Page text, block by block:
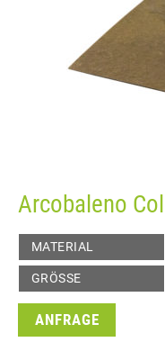
Arcobaleno
MATERIAL
GRÖSSE
ANFRAGE